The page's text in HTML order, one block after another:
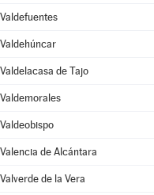
Valdefuentes
Valdehúncar
Valdelacasa de Tajo
Valdemorales
Valdeobispo
Valencia de Alcántara
Valverde de la Vera